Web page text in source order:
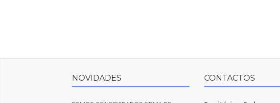
NOVIDADES CONTACTOS